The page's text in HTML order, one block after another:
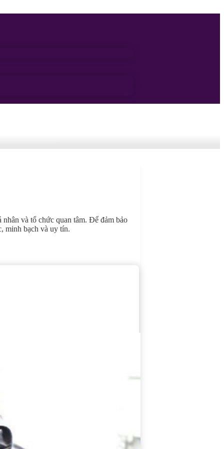
và tổ chức quan tâm. Để đảm bảo
minh bạch và uy tín.